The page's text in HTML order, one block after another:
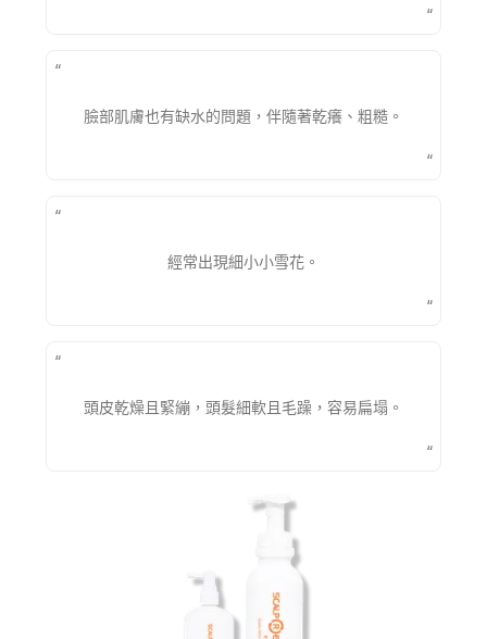
“
“
臉部肌膚也有缺水的問題，伴隨著乾癢、粗糙。
“
“
經常出現細小小雪花。
“
“
頭皮乾燥且緊繃，頭髮細軟且毛躁，容易扁塌。
“